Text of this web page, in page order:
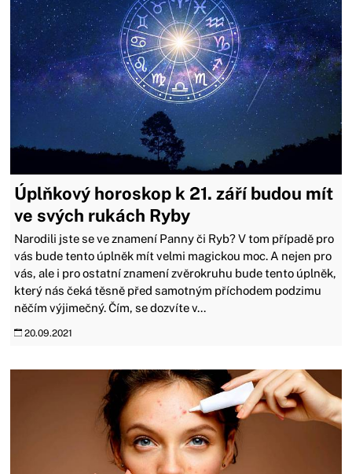
Úplňkový horoskop k 21. září budou mít
ve svých rukách Ryby
Narodili jste se ve znamení Panny či Ryb? V tom případě pro
vás bude tento úplněk mít velmi magickou moc. A nejen pro
vás, ale i pro ostatní znamení zvěrokruhu bude tento úplněk,
který nás čeká těsně před samotným příchodem podzimu
něčím výjimečný. Čím, se dozvíte v...
20.09.2021